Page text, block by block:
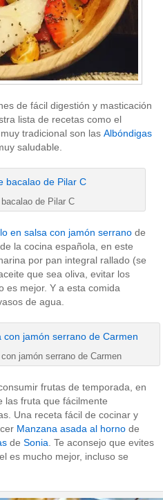
de fácil digestión y masticación
lista de recetas como el
tradicional son las Albóndigas
saludable.
de Pilar C
en salsa con jamón serrano de
la cocina española, en este
por pan integral rallado (se
que sea oliva, evitar los
es mejor. Y a esta comida
de agua.
jamón serrano de Carmen
frutas de temporada, en
las fruta que fácilmente
Una receta fácil de cocinar y
Manzana asada al horno de
de Sonia . Te aconsejo que evites
es mucho mejor, incluso se